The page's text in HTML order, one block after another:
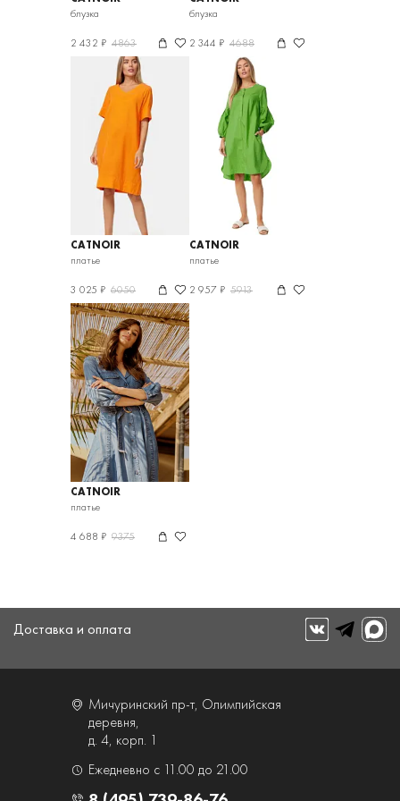
блузка
2 432 ₽ 4863
блузка
2 344 ₽ 4688
CATNOIR
платье
3 025 ₽ 6050
CATNOIR
платье
2 957 ₽ 5913
CATNOIR
платье
4 688 ₽ 9375
Доставка и оплата
Мичуринский пр-т, Олимпийская
деревня,
д. 4, корп. 1
Ежедневно с 11.00 до 21.00